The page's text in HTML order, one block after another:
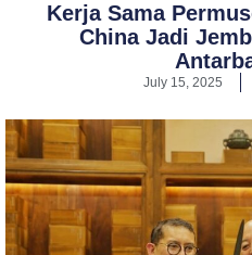
Kerja Sama
China Jadi
July 15, 2025